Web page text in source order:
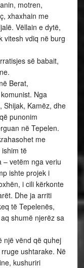
motren,
xhaxhain me
Vëllain e dytë,
vitesh vdiq në burg
së babait,
Berat,
Nga
Shijak, Kamëz, dhe
punonim
në Tepelen.
me
të
– vetëm nga veriu
ishte projek i
i cili kërkonte
Dhe ja arriti
të Tepelenës,
shumë njerëz sa
një vënd që quhej
ushtarake. Në
kushuriri